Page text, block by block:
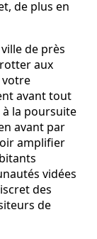
de plus en
de près
aux
votre
avant tout
la poursuite
avant par
amplifier
vidées
des
de